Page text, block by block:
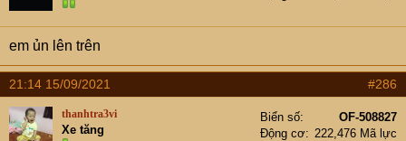
em ủn lên trên
21:14 15/09/2021 #286
thanhtra3vi
Xe tăng
Biển số
OF-508827
Động cơ
222,476 Mã lực